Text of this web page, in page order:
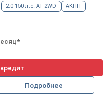
2.0 150 л.с. AT 2WD АКПП
Подробнее